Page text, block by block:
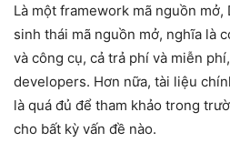
Là một framework mã nguồn
sinh thái mã nguồn mở, nghĩa là
và công cụ, cả trả phí và miễn
developers. Hơn nữa, tài liệu
là quá đủ để tham khảo trong
cho bất kỳ vấn đề nào.